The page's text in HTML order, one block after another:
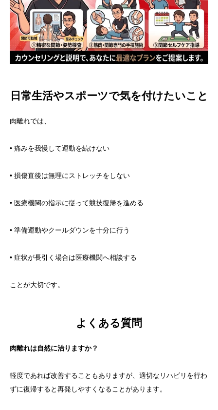
日常生活やスポーツで気を付けたいこと
肉離れでは、
• 痛みを我慢して運動を続けない
• 損傷直後は無理にストレッチをしない
• 医療機関の指示に従って競技復帰を進める
• 準備運動やクールダウンを十分に行う
• 症状が長引く場合は医療機関へ相談する
ことが大切です。
よくある質問
肉離れは自然に治りますか？
軽度であれば改善することもありますが、適切なリハビリを行わ
ずに復帰すると再発しやすくなることがあります。